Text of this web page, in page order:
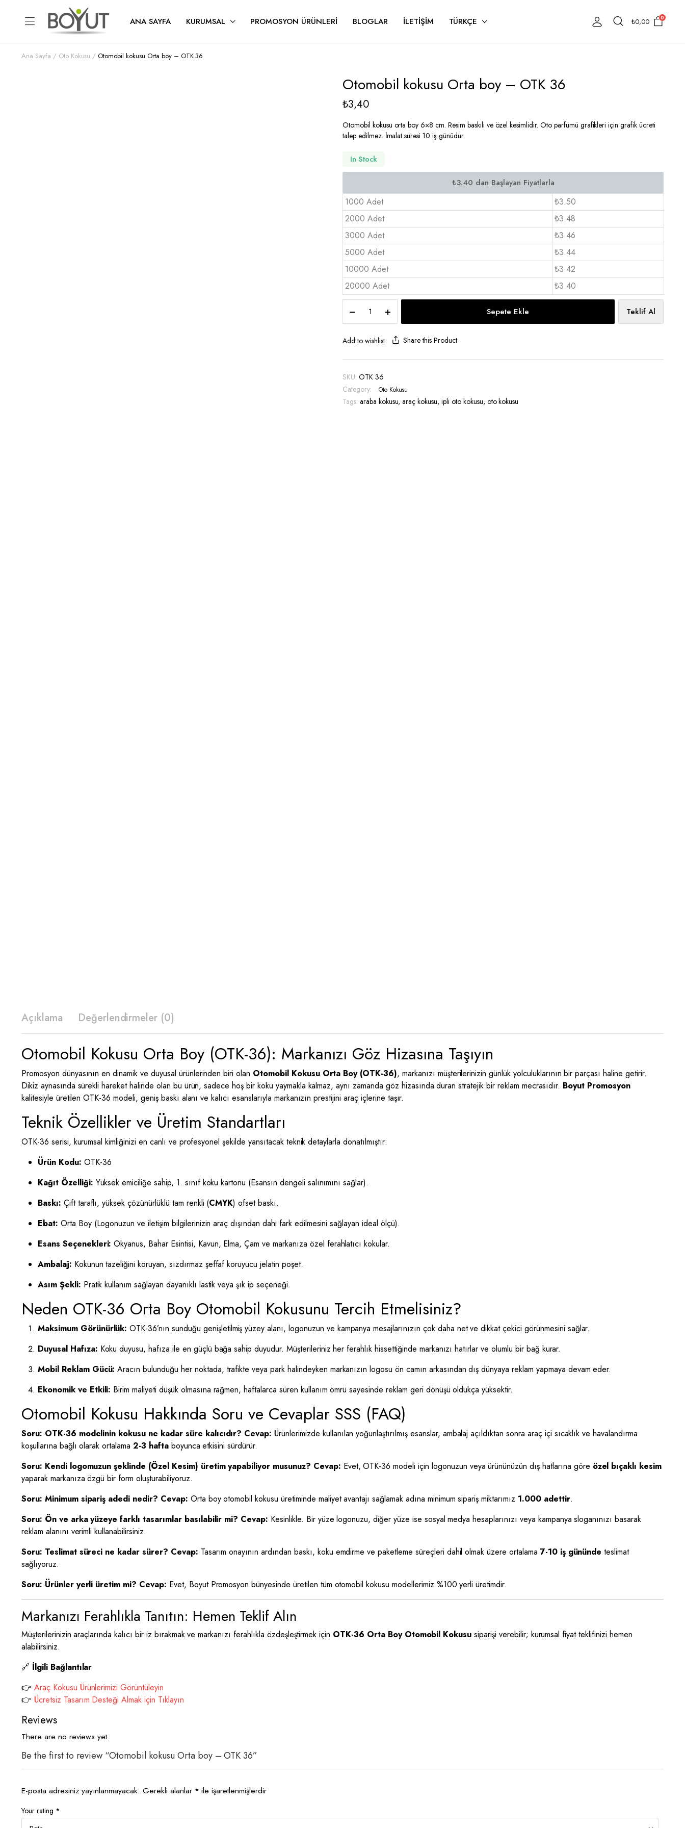
ANA SAYFA KURUMSAL PROMOSYON ÜRÜNLERI BLOGLAR İLETIŞIM TÜRKÇE ₺0,00 0
Ana Sayfa Oto Kokusu Otomobil kokusu Orta boy – OTK 36
Otomobil kokusu Orta boy – OTK 36
₺3,40
Otomobil kokusu orta boy 6×8 cm. Resim baskılı ve özel kesimlidir. Oto parfümü grafikleri için grafik ücreti
talep edilmez. İmalat süresi 10 iş günüdür.
In Stock
1000 Adet
₺3.50
2000 Adet
₺3.48
3000 Adet
₺3.46
5000 Adet
₺3.44
10000 Adet
₺3.42
20000 Adet
₺3.40
kokusu
Orta
boy
OTK
quantity
Sepete Ekle Teklif Al
Add to wishlist Share this Product
SKU: OTK 36
Category:
Oto Kokusu
Tags: araba kokusu,araç kokusu,ipli oto kokusu, oto kokusu
Açıklama Değerlendirmeler (0)
Otomobil Kokusu Orta Boy (OTK-36): Markanızı Göz Hizasına Taşıyın
Promosyon dünyasının en dinamik ve duyusal ürünlerinden biri olan Otomobil Kokusu Orta Boy (OTK-36), markanızı müşterilerinizin günlük yolculuklarının bir parçası haline getirir.
Dikiz aynasında sürekli hareket halinde olan bu ürün, sadece hoş bir koku yaymakla kalmaz, aynı zamanda göz hizasında duran stratejik bir reklam mecrasıdır. Boyut Promosyon
kalitesiyle üretilen OTK-36 modeli, geniş baskı alanı ve kalıcı esanslarıyla markanızın prestijini araç içlerine taşır.
Teknik Özellikler ve Üretim Standartları
OTK-36 serisi, kurumsal kimliğinizi en canlı ve profesyonel şekilde yansıtacak teknik detaylarla donatılmıştır:
Ürün Kodu: OTK-36
Kağıt Özelliği: Yüksek emiciliğe sahip, 1. sınıf koku kartonu (Esansın dengeli salınımını sağlar).
Baskı: Çift taraflı, yüksek çözünürlüklü tam renkli (CMYK) ofset baskı.
Ebat: Orta Boy (Logonuzun ve iletişim bilgilerinizin araç dışından dahi fark edilmesini sağlayan ideal ölçü).
Esans Seçenekleri: Okyanus, Bahar Esintisi, Kavun, Elma, Çam ve markanıza özel ferahlatıcı kokular.
Ambalaj: Kokunun tazeliğini koruyan, sızdırmaz şeffaf koruyucu jelatin poşet.
Asım Şekli: Pratik kullanım sağlayan dayanıklı lastik veya şık ip seçeneği.
Neden OTK-36 Orta Boy Otomobil Kokusunu Tercih Etmelisiniz?
Maksimum Görünürlük: OTK-36’nın sunduğu genişletilmiş yüzey alanı, logonuzun ve kampanya mesajlarınızın çok daha net ve dikkat çekici görünmesini sağlar.
Duyusal Hafıza: Koku duyusu, hafıza ile en güçlü bağa sahip duyudur. Müşterileriniz her ferahlık hissettiğinde markanızı hatırlar ve olumlu bir bağ kurar.
Mobil Reklam Gücü: Aracın bulunduğu her noktada, trafikte veya park halindeyken markanızın logosu ön camın arkasından dış dünyaya reklam yapmaya devam eder.
Ekonomik ve Etkili: Birim maliyeti düşük olmasına rağmen, haftalarca süren kullanım ömrü sayesinde reklam geri dönüşü oldukça yüksektir.
Otomobil Kokusu Hakkında Soru ve Cevaplar SSS (FAQ)
Soru: OTK-36 modelinin kokusu ne kadar süre kalıcıdır? Cevap: Ürünlerimizde kullanılan yoğunlaştırılmış esanslar, ambalaj açıldıktan sonra araç içi sıcaklık ve havalandırma
koşullarına bağlı olarak ortalama 2-3 haftaboyunca etkisini sürdürür.
Soru: Kendi logomuzun şeklinde (Özel Kesim) üretim yapabiliyor musunuz? Cevap: Evet, OTK-36 modeli için logonuzun veya ürününüzün dış hatlarına göre özel bıçaklı kesim
yaparak markanıza özgü bir form oluşturabiliyoruz.
Soru: Minimum sipariş adedi nedir? Cevap: Orta boy otomobil kokusu üretiminde maliyet avantajı sağlamak adına minimum sipariş miktarımız 1.000 adettir.
Soru: Ön ve arka yüzeye farklı tasarımlar basılabilir mi? Cevap: Kesinlikle. Bir yüze logonuzu, diğer yüze ise sosyal medya hesaplarınızı veya kampanya sloganınızı basarak
reklam alanını verimli kullanabilirsiniz.
Soru: Teslimat süreci ne kadar sürer? Cevap: Tasarım onayının ardından baskı, koku emdirme ve paketleme süreçleri dahil olmak üzere ortalama 7-10 iş gününde teslimat
sağlıyoruz.
Soru: Ürünler yerli üretim mi? Cevap: Evet, Boyut Promosyon bünyesinde üretilen tüm otomobil kokusu modellerimiz %100 yerli üretimdir.
Markanızı Ferahlıkla Tanıtın: Hemen Teklif Alın
Müşterilerinizin araçlarında kalıcı bir iz bırakmak ve markanızı ferahlıkla özdeşleştirmek için OTK-36 Orta Boy Otomobil Kokusu siparişi verebilir; kurumsal fiyat teklifinizi hemen
alabilirsiniz.
🔗 İlgili Bağlantılar
👉 Araç Kokusu Ürünlerimizi Görüntüleyin
👉 Ücretsiz Tasarım Desteği Almak için Tıklayın
Reviews
There are no reviews yet.
Be the first to review “Otomobil kokusu Orta boy – OTK 36”
E-posta adresiniz yayınlanmayacak. Gerekli alanlar * ile işaretlenmişlerdir
Your rating *